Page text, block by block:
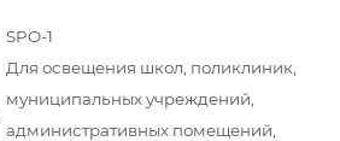
SPO-1
Для освещения школ, поликлиник,
муниципальных учреждений,
административных помещений,